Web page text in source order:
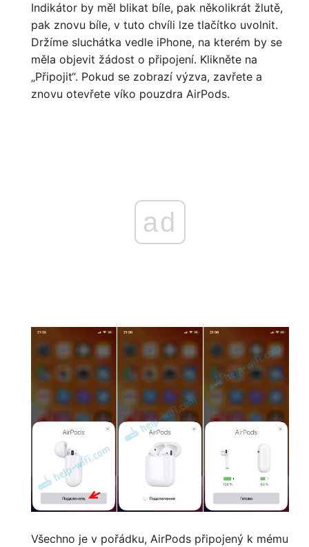
Indikátor by měl blikat bíle, pak několikrát žlutě,
pak znovu bíle, v tuto chvíli lze tlačítko uvolnit.
Držíme sluchátka vedle iPhone, na kterém by se
měla objevit žádost o připojení. Klikněte na
„Připojit“. Pokud se zobrazí výzva, zavřete a
znovu otevřete víko pouzdra AirPods.
ad
Všechno je v pořádku, AirPods připojený k mému